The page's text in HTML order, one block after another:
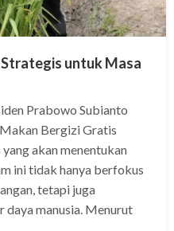
untuk Masa
Prabowo Subianto
Bergizi Gratis
akan menentukan
ini tidak hanya berfokus
tetapi juga
daya manusia. Menurut